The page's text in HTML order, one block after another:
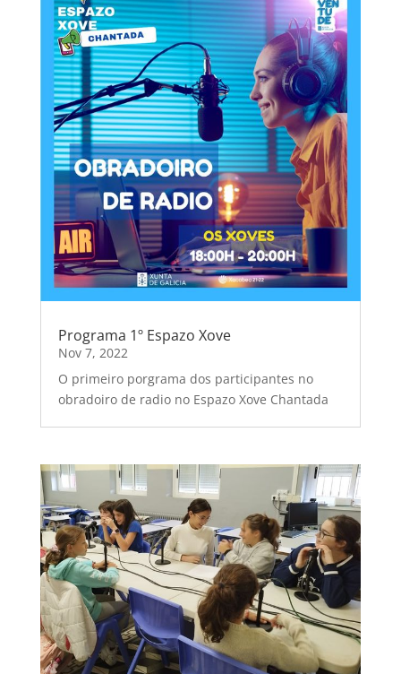
Programa 1º Espazo Xove
Nov 7, 2022
O primeiro porgrama dos participantes no
obradoiro de radio no Espazo Xove Chantada